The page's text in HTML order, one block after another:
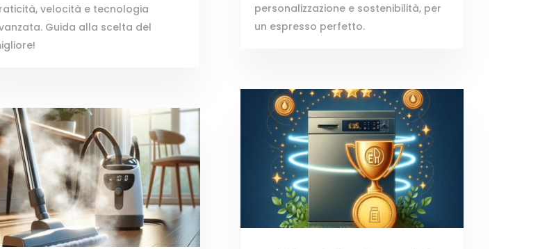
velocità e tecnologia
Guida alla scelta del
personalizzazione e sostenibilità, per
un espresso perfetto.